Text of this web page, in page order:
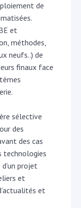
de
et
méthodes,
neufs..) de
finaux face
sélective
des
des cas
technologies
projet
et
et